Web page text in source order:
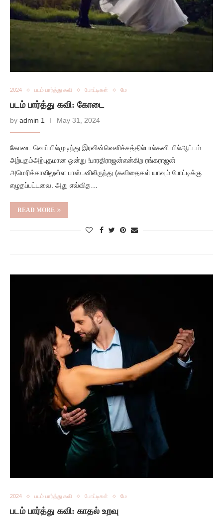
2024 படம் பார்த்து கவி போட்டிகள் மே
படம் பார்த்து கவி: கோடை
by admin 1 May 31, 2024
கோடை வெய்யில்முடிந்து இரவின்வெளிச்சத்தில்பால்கனி யில்ஆட்டம்
அற்புதம்அற்புதமான ஒன்று !பாரதிராஜன்என்கிற ரங்கராஜன்
அமெரிக்காவிலுள்ள பாஸ்டனிலிருந்து (கவிதைகள் யாவும் போட்டிக்கு
எழுதப்பட்டவை. அது எவ்வித…
READ MORE
2024 படம் பார்த்து கவி போட்டிகள் மே
படம் பார்த்து கவி: காதல் உறவு